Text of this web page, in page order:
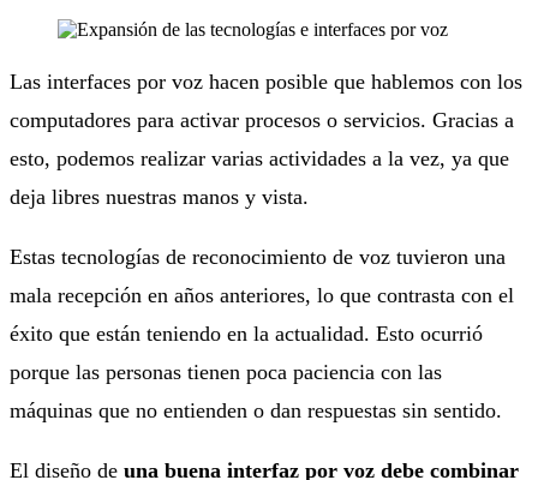
Las interfaces por voz hacen posible que hablemos con los
computadores para activar procesos o servicios. Gracias a
esto, podemos realizar varias actividades a la vez, ya que
deja libres nuestras manos y vista.
Estas tecnologías de reconocimiento de voz tuvieron una
mala recepción en años anteriores, lo que contrasta con el
éxito que están teniendo en la actualidad. Esto ocurrió
porque las personas tienen poca paciencia con las
máquinas que no entienden o dan respuestas sin sentido.
El diseño de una buena interfaz por voz debe combinar